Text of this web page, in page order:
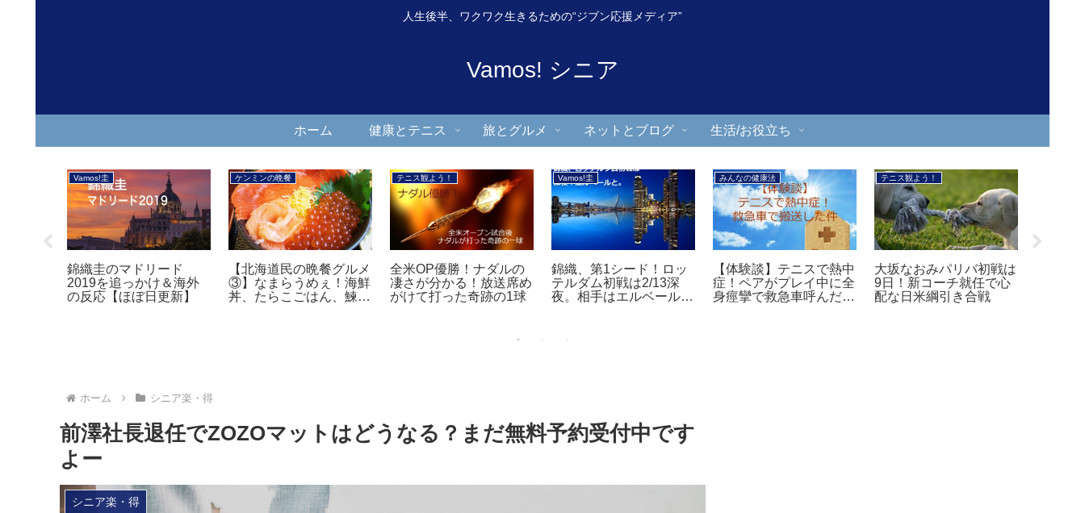
人生後半、ワクワク生きるための“ジブン応援メディア”
Vamos! シニア
ホーム 健康とテニス 旅とグルメ ネットとブログ 生活/お役立ち
テニス観よう！
6月は芝！たっぷり休ん
だフェデラーがウィンブ
ルドン9回目優勝を狙う
シニア楽・得
【2020年】3月にペイペ
イとメルペイで1万円以
上節約する方法
ケンミンの晩餐
【静岡県民の晩餐①】ど
うまいらぁ！野の香のう
どん、うなぎパイ
ケンミンの晩餐
【長崎県民の晩餐グル
メ】バリうまかー！ちゃ
んぽん、トルコライス、
シニア楽・得
ZOZOマットやっと来
た！足計測のコツと1万
足プレゼントへの応募
みんなの健康法
ミリ単位で足を測定
ZOZOマットの先行予約
方法【靴選びに悩む老若
ホーム シニア楽・得
前澤社長退任でZOZOマットはどうなる？まだ無料予約受付中です
よー
シニア楽・得